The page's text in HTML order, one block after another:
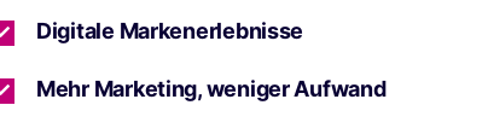
Digitale Markenerlebnisse
Mehr Marketing, weniger Aufwand